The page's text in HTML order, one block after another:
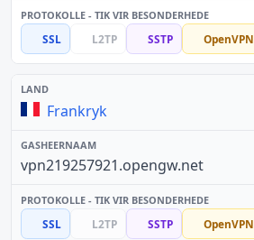
SSL L2TP SSTP OpenVPN
Frankryk
vpn219257921.opengw.net
SSL L2TP SSTP OpenVPN